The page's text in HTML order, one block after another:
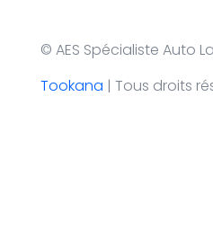
© AES Spécialiste Auto
Tookana | Tous droits